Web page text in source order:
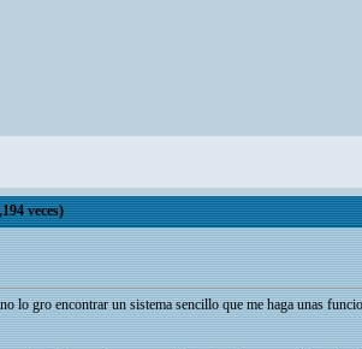
veces)
lo gro encontrar un sistema sencillo que me haga unas